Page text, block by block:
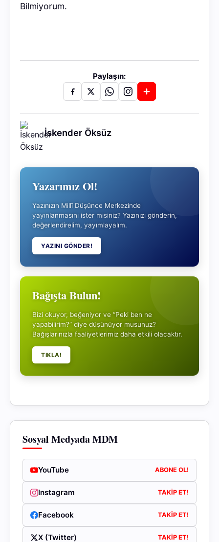
Bilmiyorum.
Paylaşın:
İskender Öksüz
Yazarımız Ol!
Yazınızın Millî Düşünce Merkezinde
yayınlanmasını ister misiniz? Yazınızı gönderin,
değerlendirelim, yayımlayalım.
YAZINI GÖNDER!
Bağışta Bulun!
Bizi okuyor, beğeniyor ve “Peki ben ne
yapabilirim?” diye düşünüyor musunuz?
Bağışlarınızla faaliyetlerimiz daha etkili olacaktır.
TIKLA!
Sosyal Medyada MDM
YouTube ABONE OL!
Instagram TAKIP ET!
Facebook TAKIP ET!
X (Twitter) TAKIP ET!